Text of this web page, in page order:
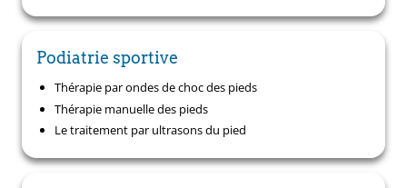
Podiatrie sportive
Thérapie par ondes de choc des pieds
Thérapie manuelle des pieds
Le traitement par ultrasons du pied